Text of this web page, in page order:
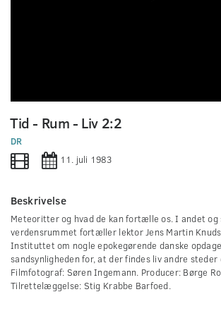
seconds
of
0
seconds
Tid - Rum - Liv 2:2
DR
11. juli 1983
Beskrivelse
Meteoritter og hvad de kan fortælle os. I andet og
verdensrummet fortæller lektor Jens Martin
Instituttet om nogle epokegørende danske
sandsynligheden for, at der findes liv andre steder
Filmfotograf: Søren Ingemann. Producer: Børge
Tilrettelæggelse: Stig Krabbe Barfoed.